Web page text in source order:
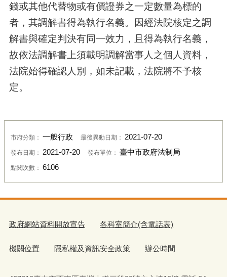
錢或其他代替物或有價證券之一定數量為標的
者，其調解書得為執行名義。因經法院核定之調
解書與確定判決有同一效力，且得為執行名義，
故依法調解書上須載明調解當事人之個人資料，
法院始得確認人別，如未記載，法院將不予核
定。
市府分類： 一般行政 最後異動日期： 2021-07-20
發布日期： 2021-07-20 發布單位： 臺中市政府法制局
點閱次數： 6106
政府網站資料開放宣告 各科室簡介(含電話表)
機關位置 隱私權及資訊安全政策 辦公時間